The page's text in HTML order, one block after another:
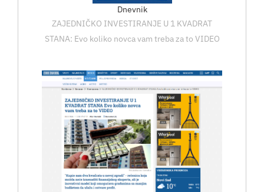
Dnevnik
ZAJEDNIČKO INVESTIRANJE U 1 KVADRAT
STANA: Evo koliko novca vam treba za to VIDEO